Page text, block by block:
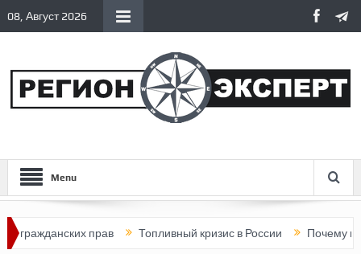
08, Август 2026
Menu
прав Топливный кризис в России Почему нынешняя